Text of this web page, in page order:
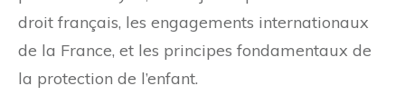
droit français, les engagements internationaux
de la France, et les principes fondamentaux de
la protection de l’enfant.